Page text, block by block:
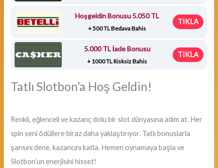
Hoşgeldin Bonusu 5.050 TL
+ 500 TL Bedava Bahis
TIKLA
5.000 TL İade Bonusu
+ 1000 TL Risksiz Bahis
TIKLA
Tatlı Slotbon’a Hoş Geldin!
Renkli, eğlenceli ve kazanç dolu bir slot dünyasına adım at. Her
spin seni ödüllere biraz daha yaklaştırıyor. Tatlı bonuslarla
şansını dene, kazancını katla. Hemen oynamaya başla ve
Slotbon’un enerjisini hisset!